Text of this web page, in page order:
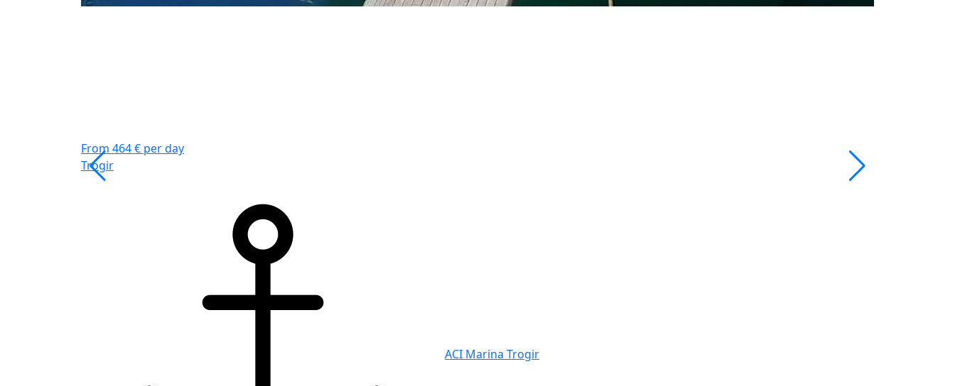
From 464 € per day
Trogir
ACI Marina Trogir